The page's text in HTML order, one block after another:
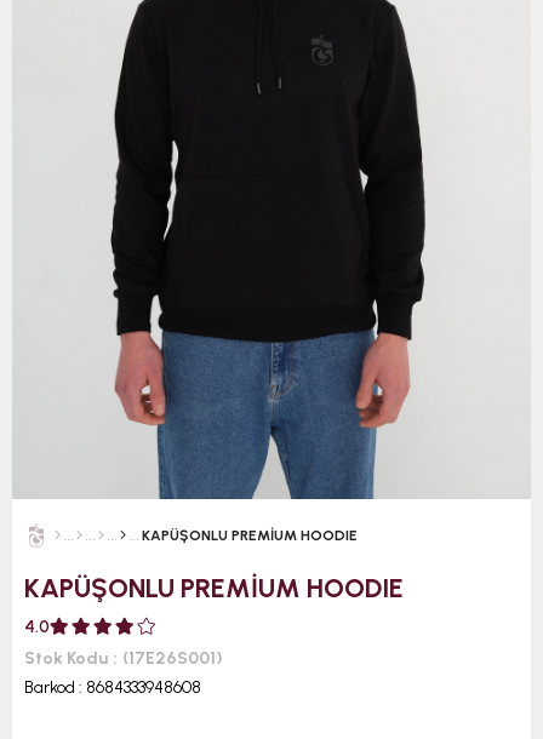
KAPÜŞONLU PREMİUM HOODIE
KAPÜŞONLU PREMİUM HOODIE
4.0
Stok Kodu
(17E26S001)
Barkod : 8684333948608